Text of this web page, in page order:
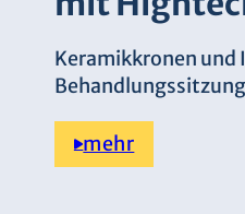
Keramikkronen und
Behandlungssitzung
mehr